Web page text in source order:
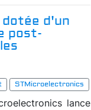
d'un
post-
STMicroelectronics
lance